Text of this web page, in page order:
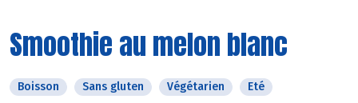
Smoothie au melon blanc
Boisson Sans gluten Végétarien Eté